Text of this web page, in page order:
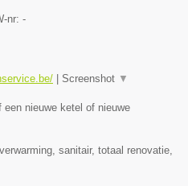
nr: -
Screenshot ▼
nieuwe ketel of nieuwe
sanitair, totaal renovatie,